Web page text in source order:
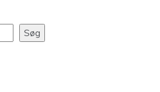
Søg